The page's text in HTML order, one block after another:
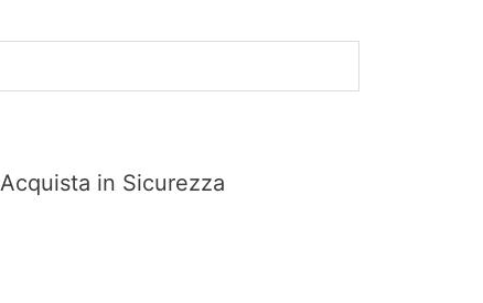
Acquista in Sicurezza